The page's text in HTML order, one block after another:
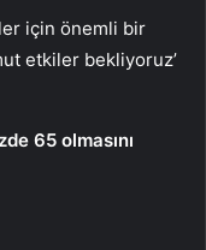
için önemli bir
etkiler bekliyoruz’
65 olmasını